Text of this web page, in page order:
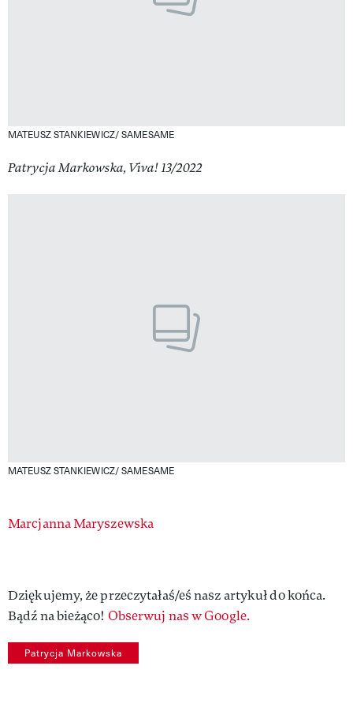
MATEUSZ STANKIEWICZ/ SAMESAME
Patrycja Markowska, Viva! 13/2022
MATEUSZ STANKIEWICZ/ SAMESAME
Authors
Marcjanna Maryszewska
Dziękujemy, że przeczytałaś/eś nasz artykuł do końca.
Bądź na bieżąco! Obserwuj nas w Google.
Patrycja Markowska